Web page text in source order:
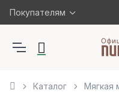
Покупателям
Каталог Мягкая